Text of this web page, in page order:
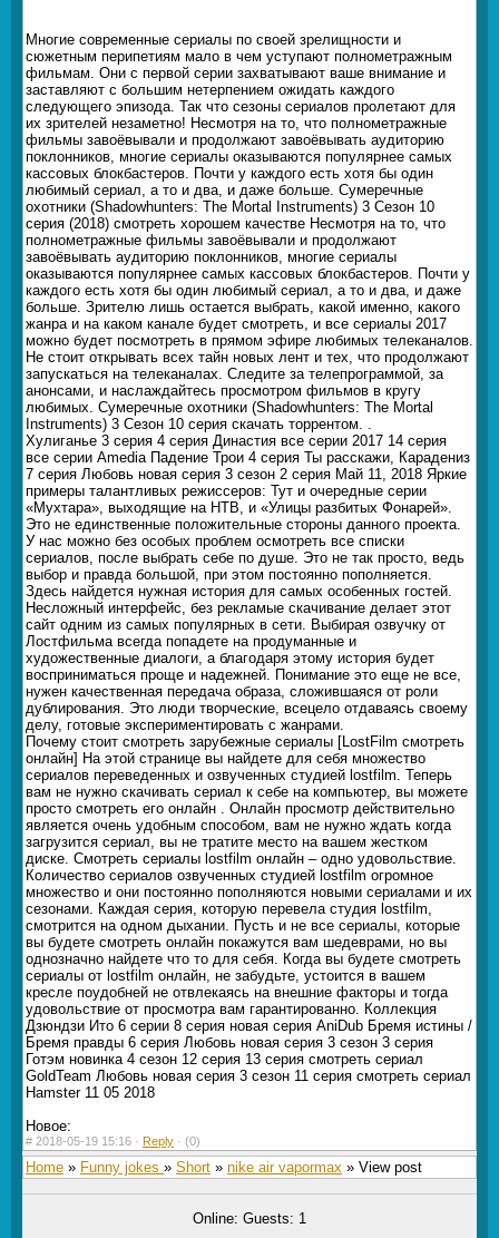
Многие современные сериалы по своей зрелищности и
сюжетным перипетиям мало в чем уступают полнометражным
фильмам. Они с первой серии захватывают ваше внимание и
заставляют с большим нетерпением ожидать каждого
следующего эпизода. Так что сезоны сериалов пролетают для
их зрителей незаметно! Несмотря на то, что полнометражные
фильмы завоёвывали и продолжают завоёвывать аудиторию
поклонников, многие сериалы оказываются популярнее самых
кассовых блокбастеров. Почти у каждого есть хотя бы один
любимый сериал, а то и два, и даже больше. Сумеречные
охотники (Shadowhunters: The Mortal Instruments) 3 Сезон 10
серия (2018) смотреть хорошем качестве Несмотря на то, что
полнометражные фильмы завоёвывали и продолжают
завоёвывать аудиторию поклонников, многие сериалы
оказываются популярнее самых кассовых блокбастеров. Почти у
каждого есть хотя бы один любимый сериал, а то и два, и даже
больше. Зрителю лишь остается выбрать, какой именно, какого
жанра и на каком канале будет смотреть, и все сериалы 2017
можно будет посмотреть в прямом эфире любимых телеканалов.
Не стоит открывать всех тайн новых лент и тех, что продолжают
запускаться на телеканалах. Следите за телепрограммой, за
анонсами, и наслаждайтесь просмотром фильмов в кругу
любимых. Сумеречные охотники (Shadowhunters: The Mortal
Instruments) 3 Сезон 10 серия скачать торрентом. .
Хулиганье 3 серия 4 серия Династия все серии 2017 14 серия
все серии Amedia Падение Трои 4 серия Ты расскажи, Карадениз
7 серия Любовь новая серия 3 сезон 2 серия Май 11, 2018 Яркие
примеры талантливых режиссеров: Тут и очередные серии
«Мухтара», выходящие на НТВ, и «Улицы разбитых Фонарей».
Это не единственные положительные стороны данного проекта.
У нас можно без особых проблем осмотреть все списки
сериалов, после выбрать себе по душе. Это не так просто, ведь
выбор и правда большой, при этом постоянно пополняется.
Здесь найдется нужная история для самых особенных гостей.
Несложный интерфейс, без рекламые скачивание делает этот
сайт одним из самых популярных в сети. Выбирая озвучку от
Лостфильма всегда попадете на продуманные и
художественные диалоги, а благодаря этому история будет
восприниматься проще и надежней. Понимание это еще не все,
нужен качественная передача образа, сложившаяся от роли
дублирования. Это люди творческие, всецело отдаваясь своему
делу, готовые экспериментировать с жанрами.
Почему стоит смотреть зарубежные сериалы [LostFilm смотреть
онлайн] На этой странице вы найдете для себя множество
сериалов переведенных и озвученных студией lostfilm. Теперь
вам не нужно скачивать сериал к себе на компьютер, вы можете
просто смотреть его онлайн . Онлайн просмотр действительно
является очень удобным способом, вам не нужно ждать когда
загрузится сериал, вы не тратите место на вашем жестком
диске. Смотреть сериалы lostfilm онлайн – одно удовольствие.
Количество сериалов озвученных студией lostfilm огромное
множество и они постоянно пополняются новыми сериалами и их
сезонами. Каждая серия, которую перевела студия lostfilm,
смотрится на одном дыхании. Пусть и не все сериалы, которые
вы будете смотреть онлайн покажутся вам шедеврами, но вы
однозначно найдете что то для себя. Когда вы будете смотреть
сериалы от lostfilm онлайн, не забудьте, устоится в вашем
кресле поудобней не отвлекаясь на внешние факторы и тогда
удовольствие от просмотра вам гарантированно. Коллекция
Дзюндзи Ито 6 серии 8 серия новая серия AniDub Бремя истины /
Бремя правды 6 серия Любовь новая серия 3 сезон 3 серия
Готэм новинка 4 сезон 12 серия 13 серия смотреть сериал
GoldTeam Любовь новая серия 3 сезон 11 серия смотреть сериал
Hamster 11 05 2018
Новое:
# 2018-05-19 15:16 · Reply · (0)
Home » Funny jokes » Short » nike air vapormax » View post
Online: Guests: 1